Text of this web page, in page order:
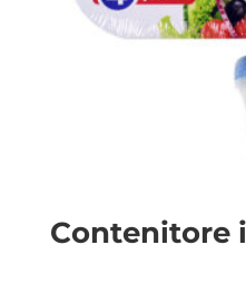
Contenitore